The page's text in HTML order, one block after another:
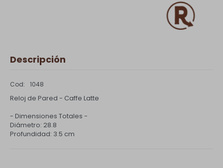
Descripción
1048
Reloj de Pared - Caffe Latte
- Dimensiones Totales -
Diámetro: 28.8
Profundidad: 3.5 cm